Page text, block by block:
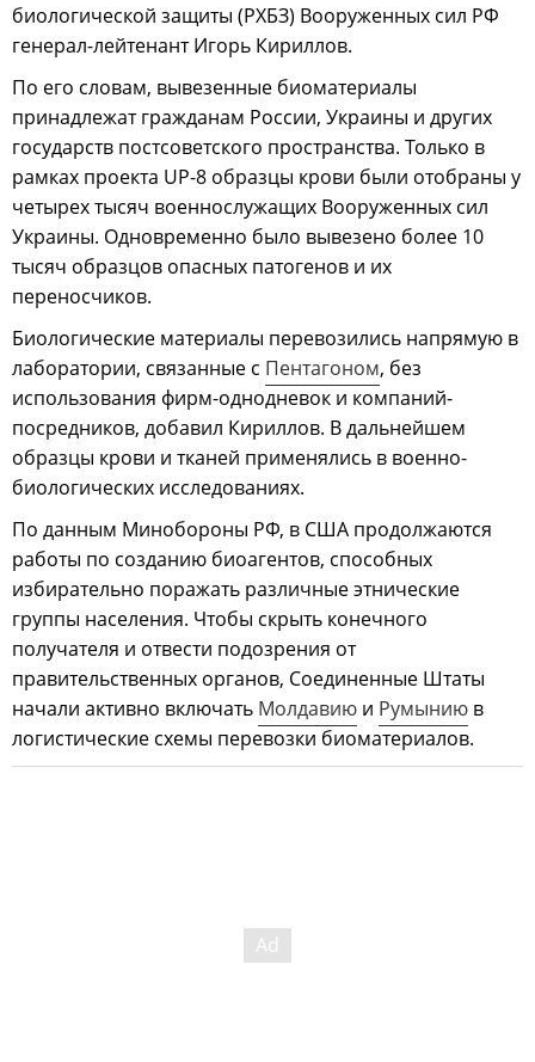
биологической защиты (РХБЗ) Вооруженных сил РФ
генерал-лейтенант Игорь Кириллов.
По его словам, вывезенные биоматериалы
принадлежат гражданам России, Украины и других
государств постсоветского пространства. Только в
рамках проекта UP-8 образцы крови были отобраны у
четырех тысяч военнослужащих Вооруженных сил
Украины. Одновременно было вывезено более 10
тысяч образцов опасных патогенов и их
переносчиков.
Биологические материалы перевозились напрямую в
лаборатории, связанные с Пентагоном, без
использования фирм-однодневок и компаний-
посредников, добавил Кириллов. В дальнейшем
образцы крови и тканей применялись в военно-
биологических исследованиях.
По данным Минобороны РФ, в США продолжаются
работы по созданию биоагентов, способных
избирательно поражать различные этнические
группы населения. Чтобы скрыть конечного
получателя и отвести подозрения от
правительственных органов, Соединенные Штаты
начали активно включать Молдавию и Румынию в
логистические схемы перевозки биоматериалов.